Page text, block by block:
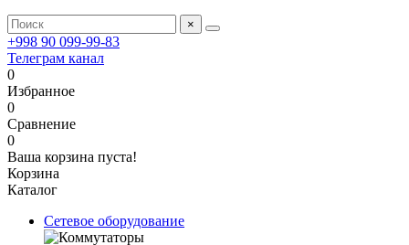
×
+998 90 099-99-83
Телеграм канал
0
Избранное
0
Сравнение
0
Ваша корзина пуста!
Корзина
Каталог
Сетевое оборудование